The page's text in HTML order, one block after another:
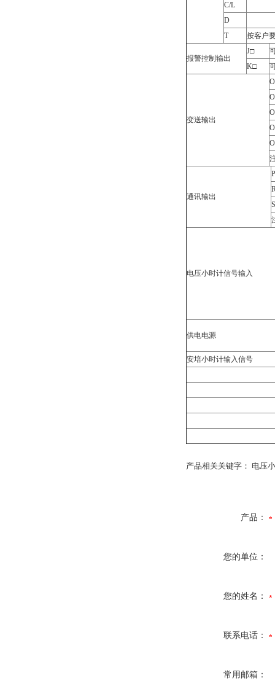
C/L
D
T
按客户
报警控制输出
J□
K□
变送输出
通讯输出
P
S
电压小时计信号输入
供电电源
安培小时计输入信号
产品相关关键字： 电压
产品：
您的单位：
您的姓名：
联系电话：
常用邮箱：